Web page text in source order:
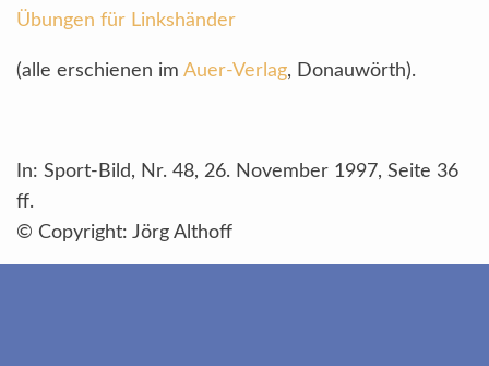
Übungen für Linkshänder
(alle erschienen im Auer-Verlag, Donauwörth).
In: Sport-Bild, Nr. 48, 26. November 1997, Seite 36
ff.
© Copyright: Jörg Althoff